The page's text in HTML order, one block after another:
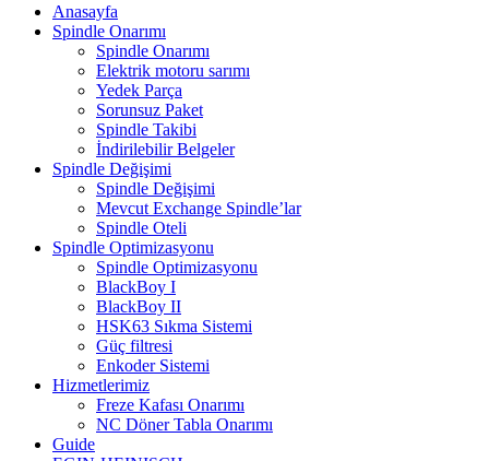
Anasayfa
Spindle Onarımı
Spindle Onarımı
Elektrik motoru sarımı
Yedek Parça
Sorunsuz Paket
Spindle Takibi
İndirilebilir Belgeler
Spindle Değişimi
Spindle Değişimi
Mevcut Exchange Spindle’lar
Spindle Oteli
Spindle Optimizasyonu
Spindle Optimizasyonu
BlackBoy I
BlackBoy II
HSK63 Sıkma Sistemi
Güç filtresi
Enkoder Sistemi
Hizmetlerimiz
Freze Kafası Onarımı
NC Döner Tabla Onarımı
Guide